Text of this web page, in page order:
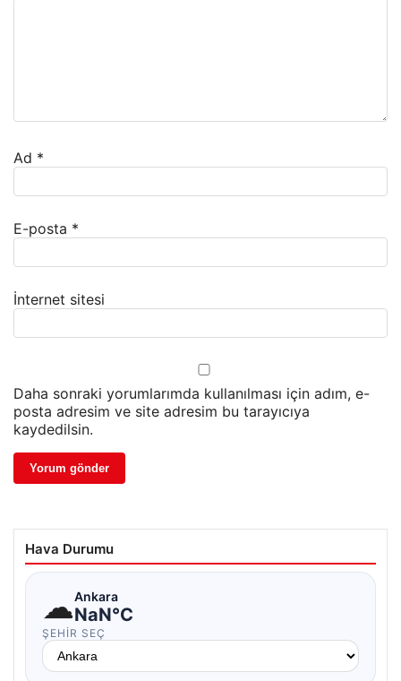
Ad *
E-posta *
İnternet sitesi
Daha sonraki yorumlarımda kullanılması için adım, e-
posta adresim ve site adresim bu tarayıcıya
kaydedilsin.
Hava Durumu
☁Ankara
NaN°C
ŞEHIR SEÇ